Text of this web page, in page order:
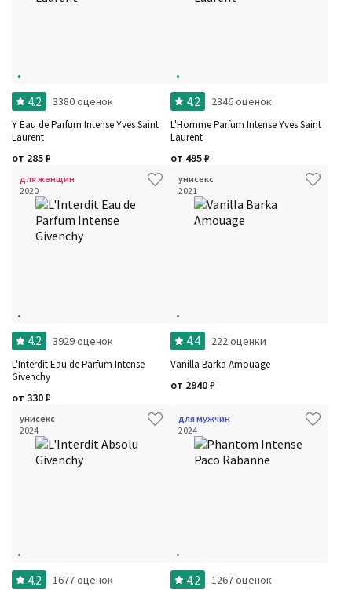
4.2 3380 оценок
Y Eau de Parfum Intense Yves Saint
Laurent
от 285₽
4.2 2346 оценок
L'Homme Parfum Intense Yves Saint
Laurent
от 495₽
для женщин
2020
4.2 3929 оценок
L'Interdit Eau de Parfum Intense
Givenchy
от 330₽
унисекс
2021
4.4 222 оценки
Vanilla Barka Amouage
от 2940₽
унисекс
2024
4.2 1677 оценок
для мужчин
2024
4.2 1267 оценок